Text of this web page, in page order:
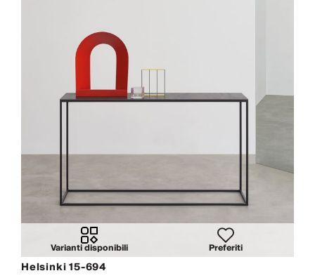
Varianti disponibili Preferiti
Helsinki 15-694